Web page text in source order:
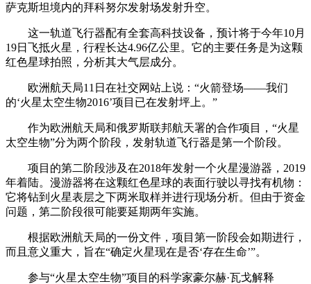
萨克斯坦境内的拜科努尔发射场发射升空。
这一轨道飞行器配有全套高科技设备，预计将于今年10月
19日飞抵火星，行程长达4.96亿公里。它的主要任务是为这颗
红色星球拍照，分析其大气层成分。
欧洲航天局11日在社交网站上说：“火箭登场——我们
的‘火星太空生物2016’项目已在发射坪上。”
作为欧洲航天局和俄罗斯联邦航天署的合作项目，“火星
太空生物”分为两个阶段，发射轨道飞行器是第一个阶段。
项目的第二阶段涉及在2018年发射一个火星漫游器，2019
年着陆。漫游器将在这颗红色星球的表面行驶以寻找有机物：
它将钻到火星表层之下两米取样并进行现场分析。但由于资金
问题，第二阶段很可能要延期两年实施。
根据欧洲航天局的一份文件，项目第一阶段会如期进行，
而且意义重大，旨在“确定火星现在是否‘存在生命’”。
参与“火星太空生物”项目的科学家豪尔赫·瓦戈解释